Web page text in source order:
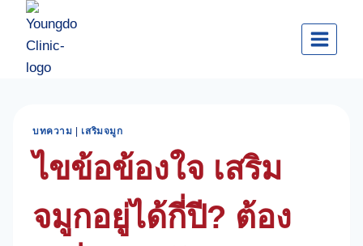
content
บทความ เสริมจมูก
ไขข้อข้องใจ เสริม
จมูกอยู่ได้กี่ปี? ต้อง